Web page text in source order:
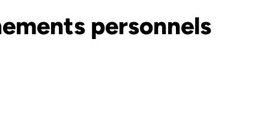
personnels